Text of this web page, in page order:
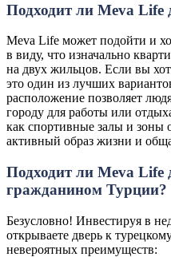
Подходит ли Meva Life
Meva Life может подойти и
в виду, что изначально
на двух жильцов. Если вы
это один из лучших
расположение позволяет
городу для работы или
как спортивные залы и зоны
активный образ жизни и
Подходит ли Meva Life
гражданином Турции?
Безусловно! Инвестируя в
открываете дверь к
невероятных преимуществ: